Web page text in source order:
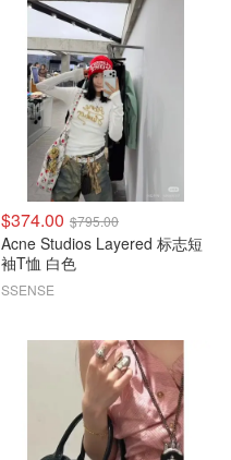
$374.00 $795.00
Acne Studios Layered 标志短
袖T恤 白色
SSENSE